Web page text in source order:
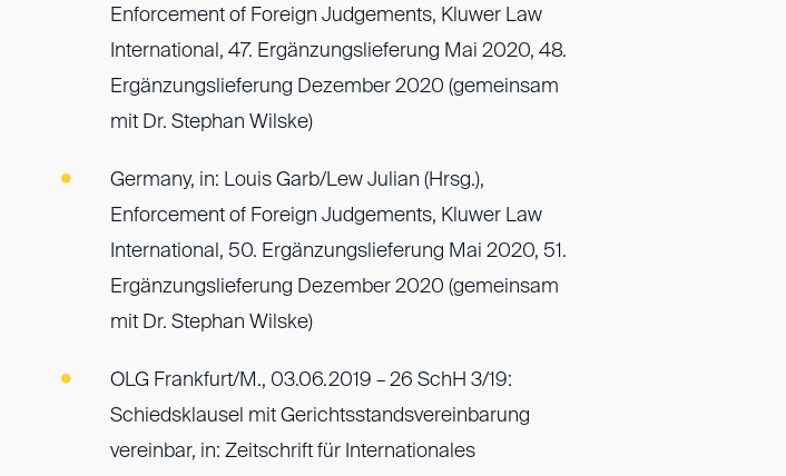
Enforcement of Foreign Judgements, Kluwer Law
International, 47. Ergänzungslieferung Mai 2020, 48.
Ergänzungslieferung Dezember 2020 (gemeinsam
mit Dr. Stephan Wilske)
Germany, in: Louis Garb/Lew Julian (Hrsg.),
Enforcement of Foreign Judgements, Kluwer Law
International, 50. Ergänzungslieferung Mai 2020, 51.
Ergänzungslieferung Dezember 2020 (gemeinsam
mit Dr. Stephan Wilske)
OLG Frankfurt/M., 03.06.2019 – 26 SchH 3/19:
Schiedsklausel mit Gerichtsstandsvereinbarung
vereinbar, in: Zeitschrift für Internationales